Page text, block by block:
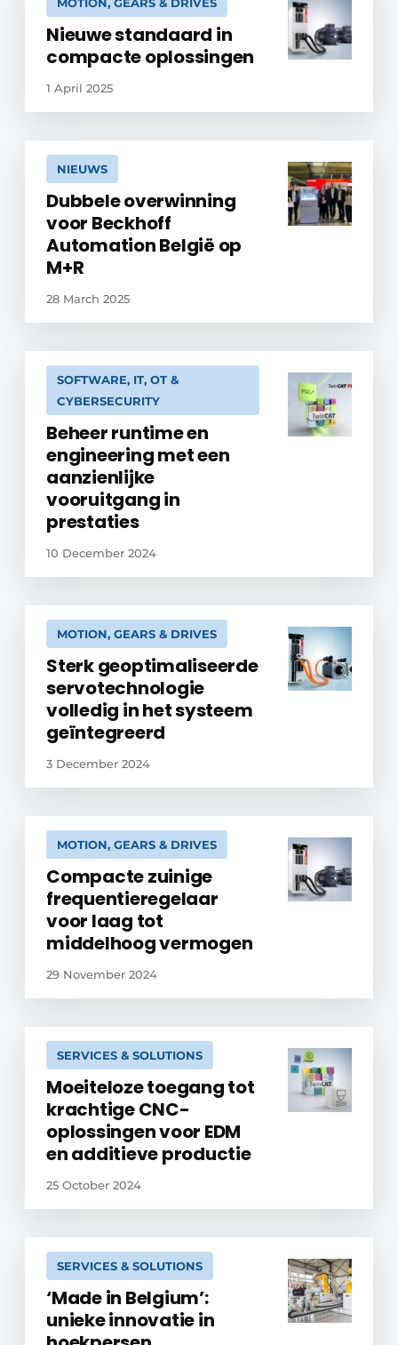
Nieuwe standaard in
compacte oplossingen
1 April 2025
NIEUWS
Dubbele overwinning
voor Beckhoff
Automation België op
M+R
28 March 2025
SOFTWARE, IT, OT &
CYBERSECURITY
Beheer runtime en
engineering met een
aanzienlijke
vooruitgang in
prestaties
10 December 2024
MOTION, GEARS & DRIVES
Sterk geoptimaliseerde
servotechnologie
volledig in het systeem
geïntegreerd
3 December 2024
MOTION, GEARS & DRIVES
Compacte zuinige
frequentieregelaar
voor laag tot
middelhoog vermogen
29 November 2024
SERVICES & SOLUTIONS
Moeiteloze toegang tot
krachtige CNC-
oplossingen voor EDM
en additieve productie
25 October 2024
SERVICES & SOLUTIONS
‘Made in Belgium’:
unieke innovatie in